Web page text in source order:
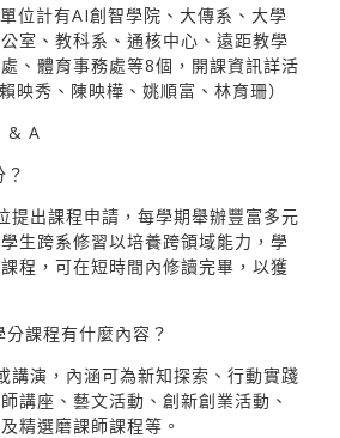
位計有AI創智學院、大傳系、大學
室、教科系、通核中心、遠距教學
、體育事務處等8個，開課資訊詳活
映秀、陳映樺、姚順富、林育珊）
& A
提出課程申請，每學期舉辦豐富多元
生跨系修習以培養跨領域能力，學
程，可在短時間內修讀完畢，以獲
課程有什麼內容？
講演，內涵可為新知探索、行動實踐
講座、藝文活動、創新創業活動、
精選磨課師課程等。